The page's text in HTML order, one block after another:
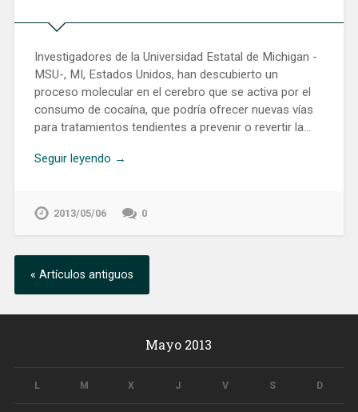
Investigadores de la Universidad Estatal de Michigan -
MSU-, MI, Estados Unidos, han descubierto un
proceso molecular en el cerebro que se activa por el
consumo de cocaína, que podría ofrecer nuevas vías
para tratamientos tendientes a prevenir o revertir la…
Seguir leyendo →
2013/05/06 0
« Artículos antiguos
Mayo 2013
L M X J V S D